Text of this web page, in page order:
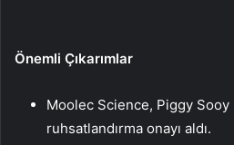
Önemli Çıkarımlar
Moolec Science, Piggy Sooy
ruhsatlandırma onayı aldı.